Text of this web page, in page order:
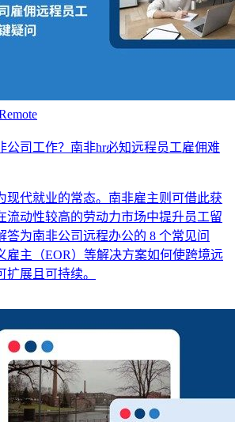
公司工作？南非hr必知远程员工雇佣难
现代就业的常态。南非雇主则可借此获
流动性较高的劳动力市场中提升员工留
答为南非公司远程办公的 8 个常见问
雇主（EOR）等解决方案如何使跨境远
展且可持续。